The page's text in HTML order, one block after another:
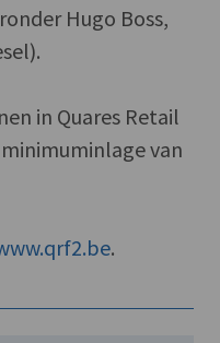
Hugo Boss,
in Quares Retail
van
.